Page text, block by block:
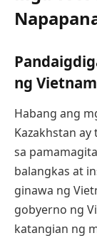
ng Vietnam
Habang ang
Kazakhstan
sa
balangkas at
ginawa ng
gobyerno ng
katangian ng